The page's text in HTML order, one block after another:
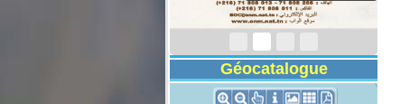
Géocatalogue